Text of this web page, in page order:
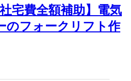
宅費全額補助】電気
のフォークリフト作